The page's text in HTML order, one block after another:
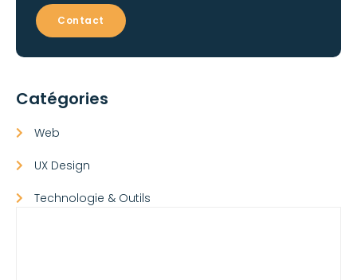
Contact
Catégories
Web
UX Design
Technologie & Outils